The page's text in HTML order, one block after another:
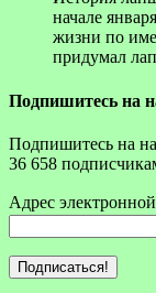
начале
жизни по
придумал
Подпишитесь на
Подпишитесь на
36 658
Адрес